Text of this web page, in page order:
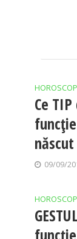
HOROSCOP
Ce
născut
09/09/
HOROSCOP